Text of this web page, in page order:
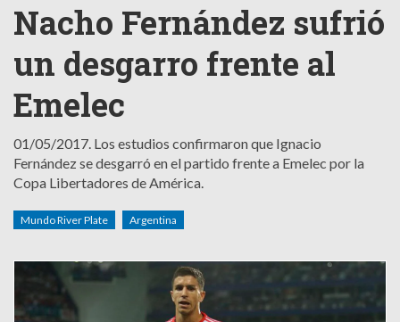
Nacho Fernández sufrió
un desgarro frente al
Emelec
01/05/2017. Los estudios confirmaron que Ignacio
Fernández se desgarró en el partido frente a Emelec por la
Copa Libertadores de América.
Mundo River Plate Argentina